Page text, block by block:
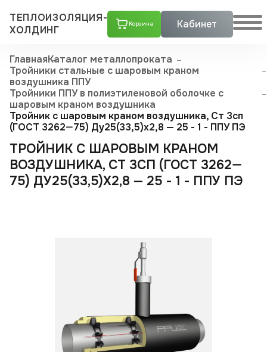
ТЕПЛОИЗОЛЯЦИЯ-
ХОЛДИНГ
Корзина Кабинет
ГлавнаяКаталог металлопроката
Тройники стальные с шаровым краном
воздушника ППУ
Тройники ППУ в полиэтиленовой оболочке с
шаровым краном воздушника
Тройник с шаровым краном воздушника, Ст 3сп
(ГОСТ 3262—75) Ду25(33,5)x2,8 — 25 - 1 - ППУ ПЭ
ТРОЙНИК С ШАРОВЫМ КРАНОМ
ВОЗДУШНИКА, СТ 3СП (ГОСТ 3262—
75) ДУ25(33,5)X2,8 — 25 - 1 - ППУ ПЭ